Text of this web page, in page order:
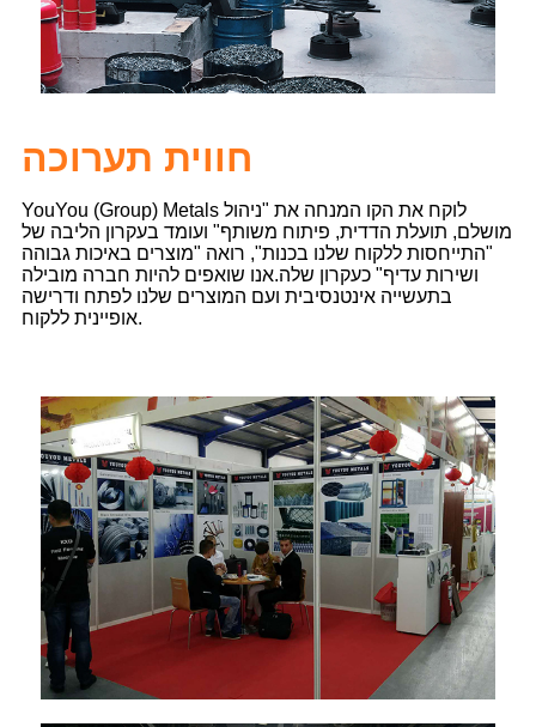
YouYou (Group) Metals לוקח את הקו המנחה את "ניהול
מושלם, תועלת הדדית, פיתוח משותף" ועומד בעקרון הליבה של
"התייחסות ללקוח שלנו בכנות", רואה "מוצרים באיכות גבוהה
ושירות עדיף" כעקרון שלה.אנו שואפים להיות חברה מובילה
בתעשייה אינטנסיבית ועם המוצרים שלנו לפתח ודרישה
אופיינית ללקוח.